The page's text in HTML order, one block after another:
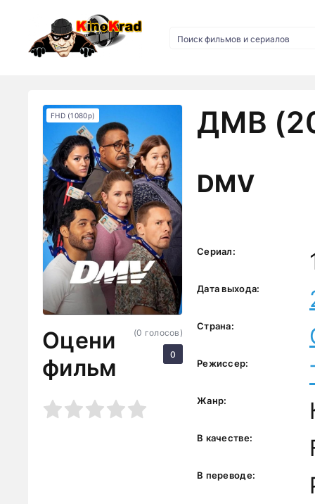
ДМВ
DMV
FHD (1080p)
Оцени
фильм
5
(0 голосов)
0
Сериал:
Дата выхода:
Страна:
Режиссер:
Жанр:
В качестве:
В переводе: